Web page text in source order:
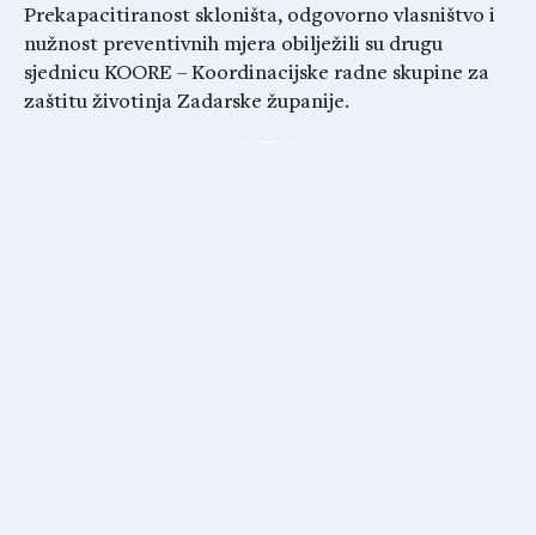
Prekapacitiranost skloništa, odgovorno vlasništvo i
nužnost preventivnih mjera obilježili su drugu
sjednicu KOORE – Koordinacijske radne skupine za
zaštitu životinja Zadarske županije.